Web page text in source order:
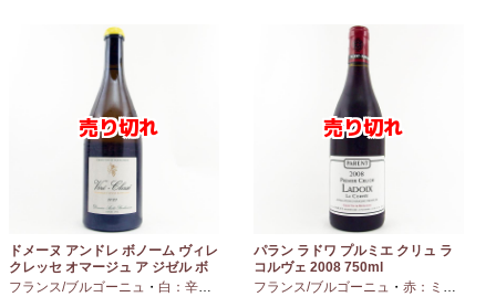
ドメーヌ アンドレ ボノーム ヴィレ
クレッセ オマージュ ア ジゼル ボ
ノーム 2023 750ml
フランス/ブルゴーニュ ・ 白：辛口 シャルドネ
パラン ラドワ プルミエ クリュ ラ
コルヴェ 2008 750ml
フランス/ブルゴーニュ ・ 赤：ミディアムボディ